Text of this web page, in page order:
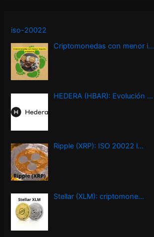
iso-20022
Criptomonedas con menor i…
HEDERA (HBAR): Evolución …
Ripple (XRP): ISO 20022 l…
Stellar (XLM): criptomone…